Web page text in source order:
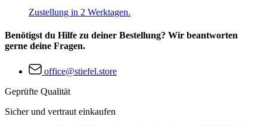
Zustellung in 2 Werktagen.
Benötigst du Hilfe zu deiner Bestellung? Wir beantworten
gerne deine Fragen.
office@stiefel.store
Geprüfte Qualität
Sicher und vertraut einkaufen